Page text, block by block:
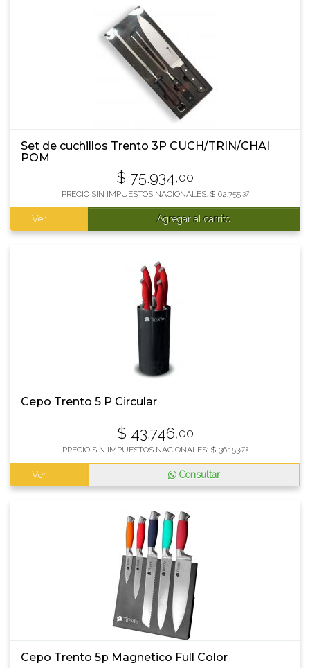
Set de cuchillos Trento 3P CUCH/TRIN/CHAI
POM
$ 75.934,00
PRECIO SIN IMPUESTOS NACIONALES: $ 62.755,37
Ver Agregar al carrito
Cepo Trento 5 P Circular
$ 43.746,00
PRECIO SIN IMPUESTOS NACIONALES: $ 36.153,72
Ver Consultar
Cepo Trento 5p Magnetico Full Color